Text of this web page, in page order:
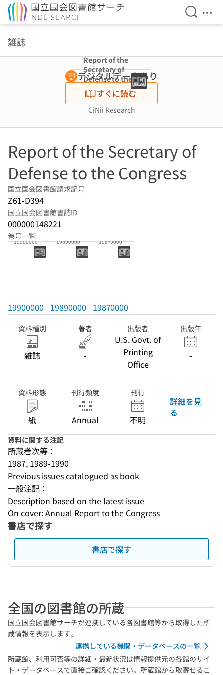
検索を
メ
雑誌
Report of the
Secretary of
Defense to the
Congress
デジタルデータあり
すぐに読む
CiNii Research
Report of the Secretary of
Defense to the Congress
国立国会図書館請求記号
Z61-D394
国立国会図書館書誌ID
000000148221
巻号一覧
19900000
19900000
19890000
19890000
19870000
19870000
資料種別
雑誌
著者
-
出版者
U.S. Govt. of
Printing
Office
出版年
-
資料形態
紙
刊行頻度
Annual
刊行
不明
詳細を見
る
資料に関する注記
所蔵巻次等：
1987, 1989-1990
Previous issues catalogued as book
一般注記：
Description based on the latest issue
On cover: Annual Report to the Congress
書店で探す
書店で探す
全国の図書館の所蔵
国立国会図書館サーチが連携している各図書館等から取得した所
蔵情報を表示します。
連携している機関・データベースの一覧
所蔵館、利用可否等の詳細・最新状況は情報提供元の各館のサイ
ト・データベースで直接ご確認ください。所蔵館から取寄せるこ